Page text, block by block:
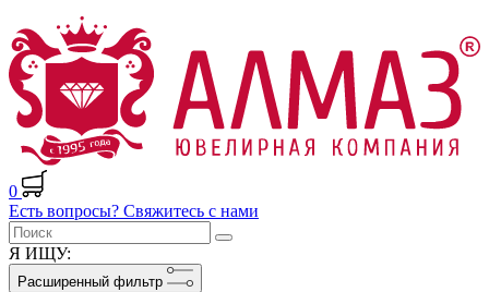
0
Есть вопросы? Свяжитесь с нами
Я ИЩУ:
Расширенный фильтр